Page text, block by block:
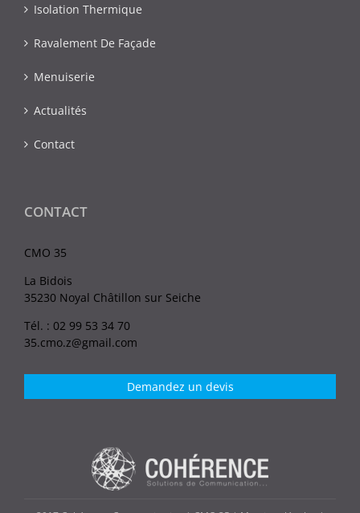
Isolation Thermique
Ravalement De Façade
Menuiserie
Actualités
Contact
CONTACT
CMO 35
La Bidois
35230 Noyal Châtillon sur Seiche
Tél. : 02 99 53 34 70
35.cmo.z@gmail.com
Demandez un devis